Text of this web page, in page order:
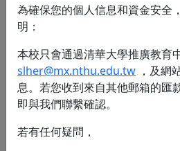
必在此時間內提交您
申請方式：請通過以
申請：
官方LINE:https://
及電子郵件：
為確保您的個人信息和資金安全
明：
本校只會通過清華大學推廣教育
slher@mx.nthu.edu.tw ，及網
息。若您收到來自其他郵箱的匯
即與我們聯繫確認。
若有任何疑問，